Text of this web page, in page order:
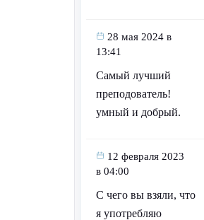
28 мая 2024 в
13:41
Самый лучший
преподователь!
умный и добрый.
12 февраля 2023
в 04:00
С чего вы взяли, что
я употребляю